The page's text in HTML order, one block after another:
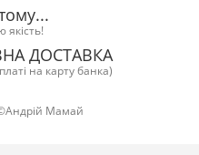
якість!
ДОСТАВКА
на карту банка)
Мамай